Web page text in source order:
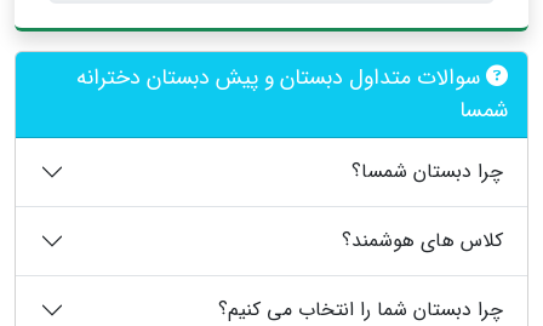
سوالات متداول دبستان و پیش دبستان دخترانه
شمسا
چرا دبستان شمسا؟
کلاس های هوشمند؟
چرا دبستان شما را انتخاب می کنیم؟